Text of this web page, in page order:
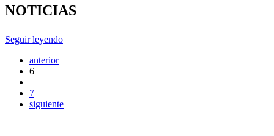
NOTICIAS
Seguir leyendo
anterior
6
7
siguiente